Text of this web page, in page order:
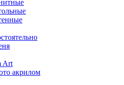
Art
акрилом